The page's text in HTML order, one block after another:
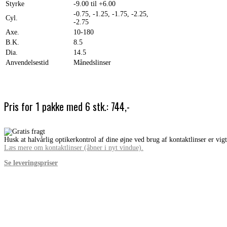
Styrke
-9.00 til +6.00
Cyl.
-0.75, -1.25, -1.75, -2.25,
-2.75
Axe.
10-180
B.K.
8.5
Dia.
14.5
Anvendelsestid
Månedslinser
Pris for 1 pakke med 6 stk.: 744,-
Husk at halvårlig optikerkontrol af dine øjne ved brug af kontaktlinser er
Læs mere om kontaktlinser (åbner i nyt vindue).
Se leveringspriser